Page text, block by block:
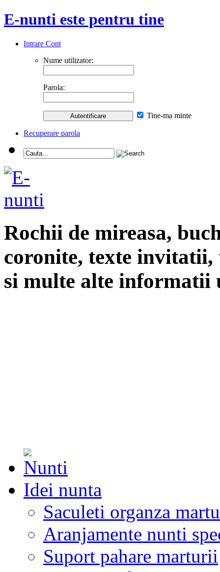
E-nunti este pentru tine
Intrare Cont
Nume utilizator:
Parola:
Tine-ma minte
Recuperare parola
Rochii de mireasa,
coronite, texte
si multe alte informatii
Idei nunta
Saculeti organza
Aranjamente nunti
Suport pahare marturii